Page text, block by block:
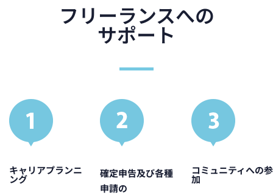
フリーランスへの
サポート
キャリアプランニ
ング
確定申告及び各種
申請の
コミュニティへの参
加